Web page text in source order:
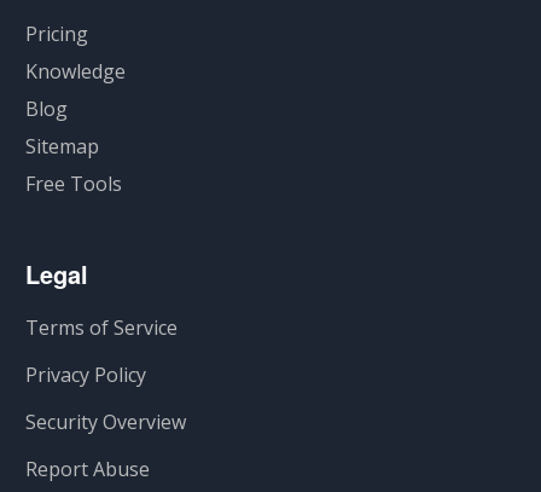
Pricing
Knowledge
Blog
Sitemap
Free Tools
Legal
Terms of Service
Privacy Policy
Security Overview
Report Abuse